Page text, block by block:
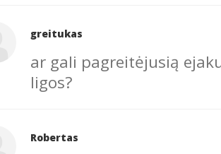
greitukas
ar gali pagreitėjusią
ligos?
Robertas